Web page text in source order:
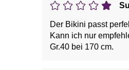
Der Bikini passt
Kann ich nur
Gr.40 bei 170 cm.